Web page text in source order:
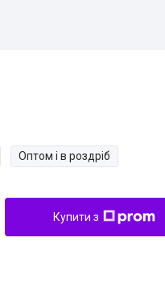
Оптом і в роздріб
Купити з